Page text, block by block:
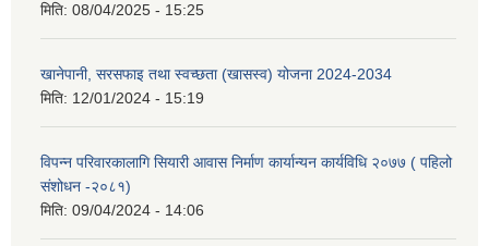
मिति: 08/04/2025 - 15:25
खानेपानी, सरसफाइ तथा स्वच्छता (खासस्व) योजना 2024-2034
मिति: 12/01/2024 - 15:19
विपन्न परिवारकालागि सियारी आवास निर्माण कार्यान्यन कार्यविधि २०७७ ( पहिलो
संशोधन -२०८१)
मिति: 09/04/2024 - 14:06